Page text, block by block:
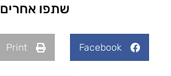
שתפו אחרים
Facebook
Print